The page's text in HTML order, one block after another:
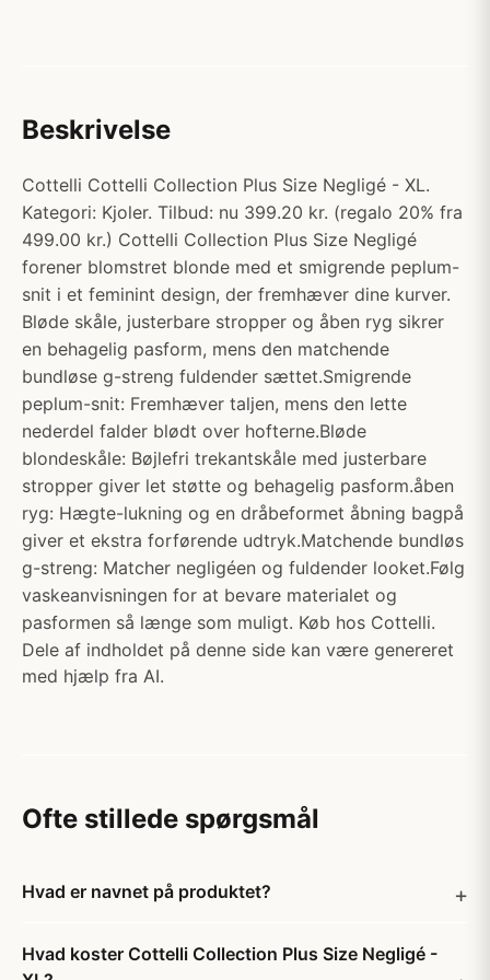
Beskrivelse
Cottelli Cottelli Collection Plus Size Negligé - XL.
Kategori: Kjoler. Tilbud: nu 399.20 kr. (regalo 20% fra
499.00 kr.) Cottelli Collection Plus Size Negligé
forener blomstret blonde med et smigrende peplum-
snit i et feminint design, der fremhæver dine kurver.
Bløde skåle, justerbare stropper og åben ryg sikrer
en behagelig pasform, mens den matchende
bundløse g-streng fuldender sættet.Smigrende
peplum-snit: Fremhæver taljen, mens den lette
nederdel falder blødt over hofterne.Bløde
blondeskåle: Bøjlefri trekantskåle med justerbare
stropper giver let støtte og behagelig pasform.åben
ryg: Hægte-lukning og en dråbeformet åbning bagpå
giver et ekstra forførende udtryk.Matchende bundløs
g-streng: Matcher negligéen og fuldender looket.Følg
vaskeanvisningen for at bevare materialet og
pasformen så længe som muligt. Køb hos Cottelli.
Dele af indholdet på denne side kan være genereret
med hjælp fra AI.
Ofte stillede spørgsmål
Hvad er navnet på produktet?
Hvad koster Cottelli Collection Plus Size Negligé -